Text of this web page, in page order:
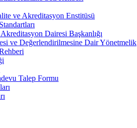
ve Akreditasyon Enstitüsü
Dairesi Başkanlığı
ve Değerlendirilmesine Dair Yönetmelik
Talep Formu